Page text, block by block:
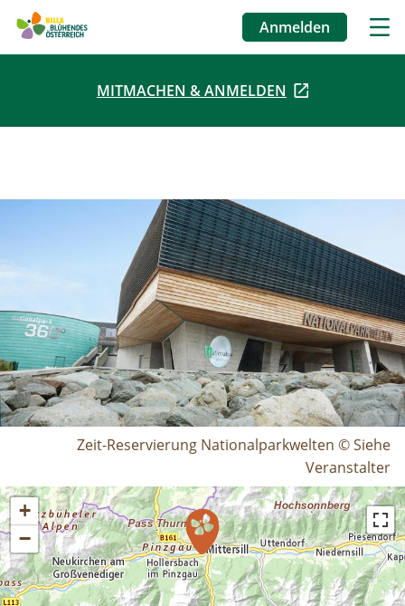
Direkt
Benutzermenü
Anmelden
MITMACHEN & ANMELDEN
Zeit-Reservierung Nationalparkwelten © Siehe
Veranstalter
+
−